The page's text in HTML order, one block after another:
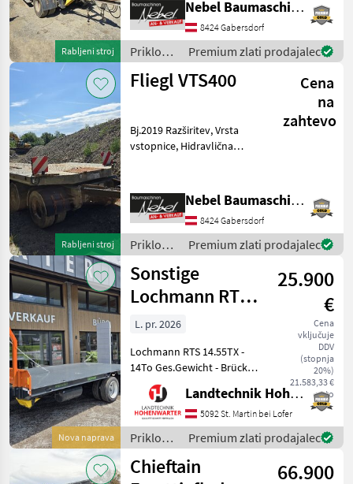
Rabljeni stroj
Stransko hidravlično
zaklepanje Priklopni
Nebel Baumaschinen
8424 Gabersdorf
Priklopniki
/ Fliegl
Premium zlati prodajalec
Rabljeni stroj
Fliegl VTS400
Cena
na
zahtevo
Bj.2019 Razširitev, Vrsta
vstopnice, Hidravlična
hidravlično zaklepanje
Priklopniki Nizkopodni
priklopnik
Nebel Baumaschinen
8424 Gabersdorf
Priklopniki
/ Fliegl
Premium zlati prodajalec
Nova naprava
Sonstige
Lochmann RTS
14.55TX (25966)
25.900
€
Cena
vključuje
DDV
(stopnja
20%)
21.583,33 €
neto
L. pr. 2026
Lochmann RTS 14.55TX -
14To Ges.Gewicht - Brücke
2450x5500 mm - Stirngitter
für Ballentransport -
Tandemachsen “Bogie“
pendelnd u. gefedert -
Brücke hydr. nach hint
Landtechnik Hohenwarter GmbH
5092 St. Martin bei Lofer
Priklopniki
/
Sonstige
Premium zlati prodajalec
Chieftain
66.900